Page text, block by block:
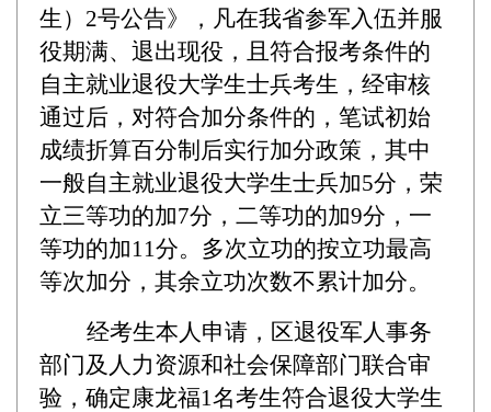
生） 2号公告》， 凡在我省参军入伍并服
役期满、退出现役，且符合报考条件的
自主就业退役大学生士兵考生，经审核
通过后，对符合加分条件的，笔试初始
成绩折算百分制后实行加分政策，其中
一般自主就业退役大学生士兵加5分，荣
立三等功的加7分，二等功的加9分，一
等功的加11分。多次立功的按立功最高
等次加分，其余立功次数不累计加分。
经考生本人申请，区退役军人事务
部门及人力资源和社会保障部门联合审
验，确定康龙福1名考生符合退役大学生